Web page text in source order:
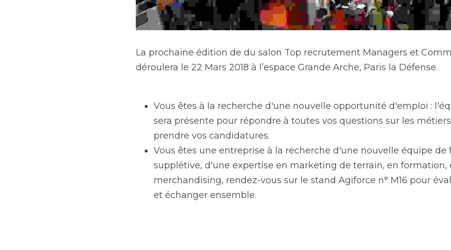
La prochaine édition de du salon Top recrutement Managers et Commerciaux
Vous êtes à la recherche d'une nouvelle opportunité d'emploi : l'équipe
pour répondre à toutes vos questions sur les métiers commerciaux et
candidatures.
Vous êtes une entreprise à la recherche d'une nouvelle équipe de force de
d'une expertise en marketing de terrain, en formation, en merchandising,
stand Agiforce n° M16 pour évaluer vos besoins et échanger ensemble.